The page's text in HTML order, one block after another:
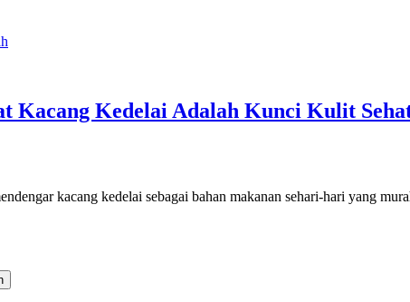
Kacang Kedelai Adalah Kunci Kulit
kacang kedelai sebagai bahan makanan sehari-hari yang